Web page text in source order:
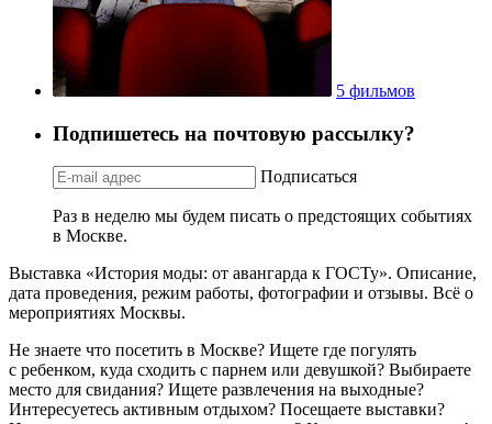
5 фильмов
Подпишетесь на почтовую рассылку?
Подписаться
Раз в неделю мы будем писать о предстоящих событиях
в Москве.
Выставка «История моды: от авангарда к ГОСТу». Описание,
дата проведения, режим работы, фотографии и отзывы. Всё о
мероприятиях Москвы.
Не знаете что посетить в Москве? Ищете где погулять
с ребенком, куда сходить с парнем или девушкой? Выбираете
место для свидания? Ищете развлечения на выходные?
Интересуетесь активным отдыхом? Посещаете выставки?